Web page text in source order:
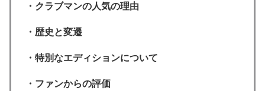
・クラブマンの人気の理由
・歴史と変遷
・特別なエディションについて
・ファンからの評価